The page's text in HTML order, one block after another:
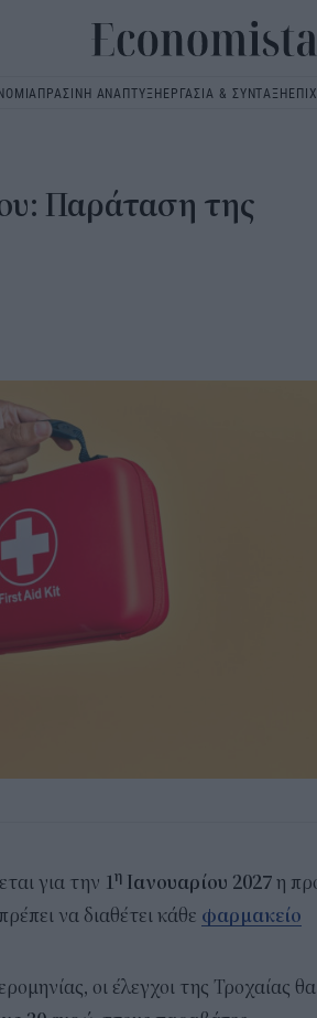
ΠΡΑΣΙΝΗ ΑΝΑΠΤΥΞΗΕΡΓΑΣΙΑ & ΣΥΝΤΑΞΗ
Παράταση της
για την 1η Ιανουαρίου 2027η
να διαθέτει κάθε φαρμακείο
οι έλεγχοι της Τροχαίας θα